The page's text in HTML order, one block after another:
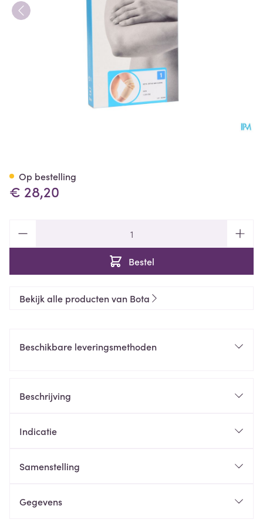
€ 28,20
Bestel
Op bestelling
Bekijk alle producten van Bota
Beschikbare leveringsmethoden
Beschrijving
Indicatie
Samenstelling
Gegevens